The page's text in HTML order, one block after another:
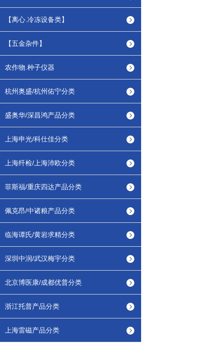
【离心.冷冻设备类】
【五金杂件】
农作物.种子仪器
杭州奥盛/杭州佑宁分类
盛奥华/深昌鸿产品分类
上海申光/科仕佳分类
上海纤检/上海沛欧分类
菲斯福/重庆四达产品分类
佩克昂/中诸粮产品分类
临海谭氏/黄岩求精分类
深圳中润/武汉梅宇分类
北京博医康/成都优普分类
浙江托普产品分类
上海雷磁产品分类